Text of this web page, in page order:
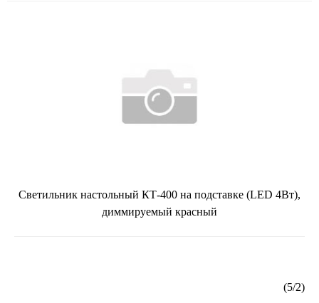
Светильник настольный КТ-400 на подставке (LED 4Вт),
диммируемый красный
(5/2)